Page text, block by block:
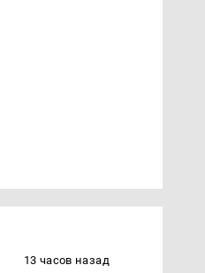
13 часов назад